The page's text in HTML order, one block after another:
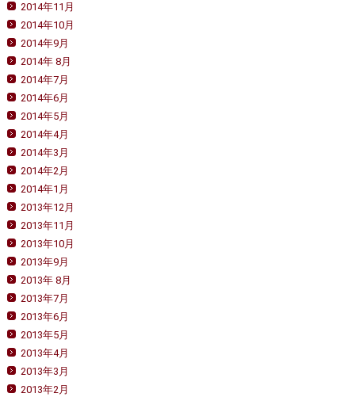
2014年11月
2014年10月
2014年9月
2014年 8月
2014年7月
2014年6月
2014年5月
2014年4月
2014年3月
2014年2月
2014年1月
2013年12月
2013年11月
2013年10月
2013年9月
2013年 8月
2013年7月
2013年6月
2013年5月
2013年4月
2013年3月
2013年2月